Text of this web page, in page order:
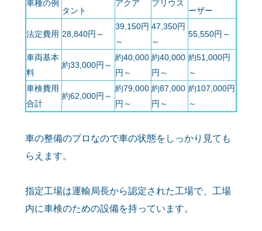
車種の例
タント
アクア プリウス
ーザー
法定費用 28,840円～
39,150円
～
47,350円
～
55,550円～
車両基本
料
約33,000円～
約40,000
円～
約40,000
円～
約51,000円
～
車検費用
合計
約62,000円～
約79,000
円～
約87,000
円～
約107,000円
～
車の整備のプロなので車の状態をしっかり見ても
らえます。
指定工場は運輸局長から認定された工場で、工場
内に車検のための設備を持っています。